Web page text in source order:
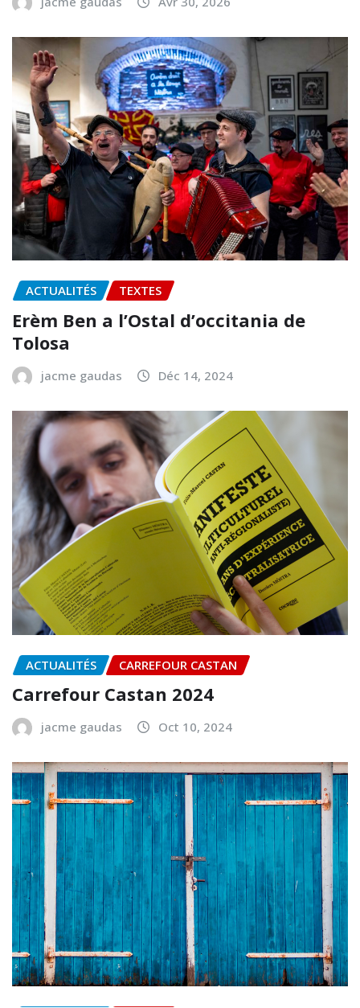
ACTUALITÉS TEXTES
Erèm Ben a l’Ostal d’occitania de
Tolosa
jacme gaudas Déc 14, 2024
ACTUALITÉS CARREFOUR CASTAN
Carrefour Castan 2024
jacme gaudas Oct 10, 2024